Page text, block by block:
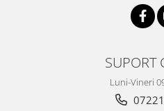
SUPORT
Luni-Vineri